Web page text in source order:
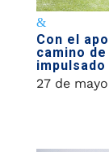
Con el
camino
27 de